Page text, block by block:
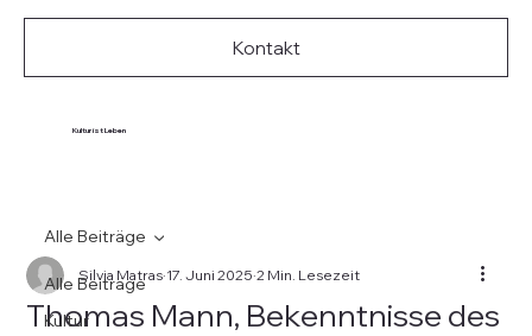
Kultur ist Leben
Kontakt
Alle Beiträge
Kultur
Alle Beiträge
Thomas Mann, Bekenntnisse des
Silvia Matras 17. Juni 2025 2 Min. Lesezeit